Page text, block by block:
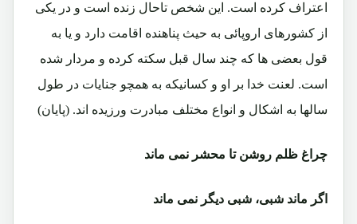
اعتراف کرده است. این شخص تاحال زنده است و در یکی
از کشورهای اروپائی به حیث پناهنده اقامت دارد و یا به
قول بعضی ها که چند سال قبل سکته کرده و مردار شده
است. لعنت خدا بر او و کسانیکه به همچو جنایات در طول
سالها به اشکال و انواع مختلف مبادرت ورزیده اند. (پایان)
چراغ ظلم روشن تا محشر نمی ماند
اگر ماند شبی، شبی دیگر نمی ماند